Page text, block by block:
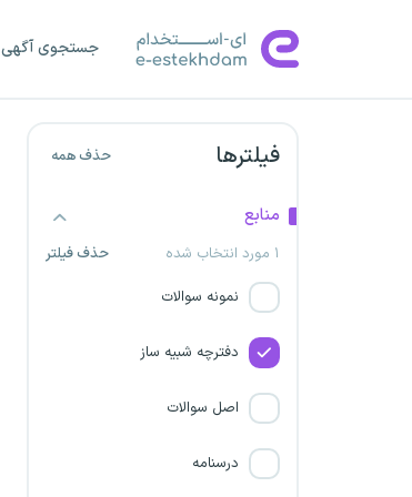
جستجوی آگهی
فیلترها حذف همه
منابع
۱ مورد انتخاب شده
حذف فیلتر
نمونه سوالات
دفترچه شبیه ساز
اصل سوالات
درسنامه
شرکت توزیع برق اهواز
گروه مشاوران مدیریت و
مطالعات راهبردی تدبیر
مجتمع تولیدی صنعتی یزد نیرو